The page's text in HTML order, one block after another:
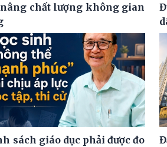
nâng chất lượng không gian
sách giáo dục phải được đo